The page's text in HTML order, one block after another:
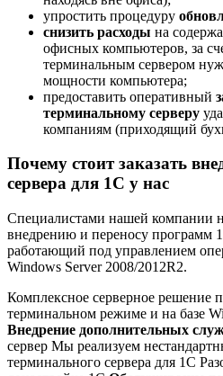
упростить процедуру
снизить расходы на
офисных компьютеров, за
терминальным сервером
мощности компьютера;
предоставить оперативный
терминальному серверу
компаниям (приходящий
Почему стоит заказать
сервера для 1С у нас
Специалистами нашей компании
внедрению и переносу программ
работающий под управлением
Windows Server 2008/2012R2.
Комплексное серверное решение
терминальном режиме и на базе
Внедрение дополнительных
сервер Мы реализуем
терминального сервера для 1С